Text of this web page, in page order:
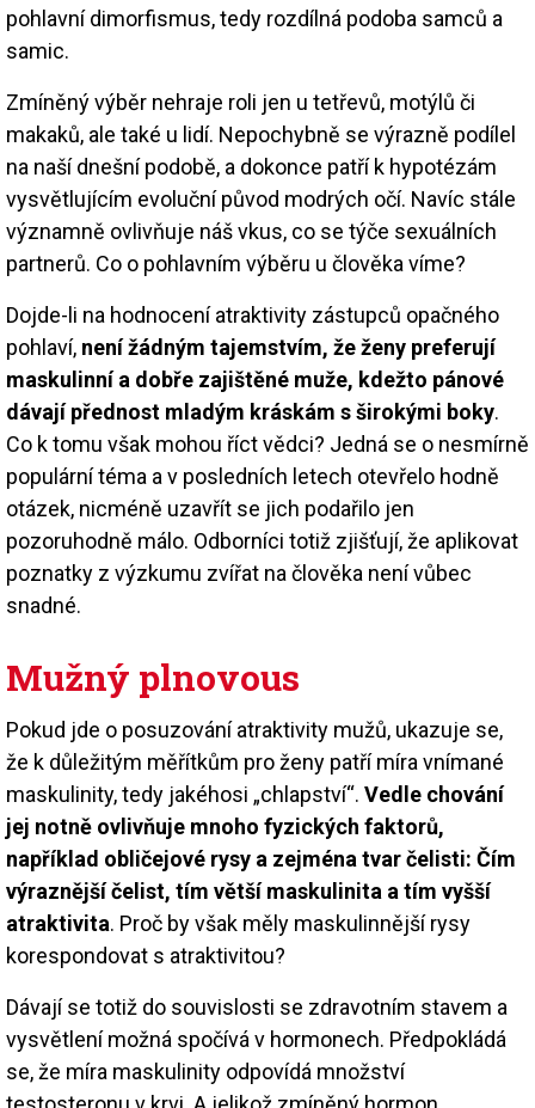
pohlavní dimorfismus, tedy rozdílná podoba samců a
samic.
Zmíněný výběr nehraje roli jen u tetřevů, motýlů či
makaků, ale také u lidí. Nepochybně se výrazně podílel
na naší dnešní podobě, a dokonce patří k hypotézám
vysvětlujícím evoluční původ modrých očí. Navíc stále
významně ovlivňuje náš vkus, co se týče sexuálních
partnerů. Co o pohlavním výběru u člověka víme?
Dojde-li na hodnocení atraktivity zástupců opačného
pohlaví, není žádným tajemstvím, že ženy preferují
maskulinní a dobře zajištěné muže, kdežto pánové
dávají přednost mladým kráskám s širokými boky.
Co k tomu však mohou říct vědci? Jedná se o nesmírně
populární téma a v posledních letech otevřelo hodně
otázek, nicméně uzavřít se jich podařilo jen
pozoruhodně málo. Odborníci totiž zjišťují, že aplikovat
poznatky z výzkumu zvířat na člověka není vůbec
snadné.
Mužný plnovous
Pokud jde o posuzování atraktivity mužů, ukazuje se,
že k důležitým měřítkům pro ženy patří míra vnímané
maskulinity, tedy jakéhosi „chlapství“. Vedle chování
jej notně ovlivňuje mnoho fyzických faktorů,
například obličejové rysy a zejména tvar čelisti: Čím
výraznější čelist, tím větší maskulinita a tím vyšší
atraktivita. Proč by však měly maskulinnější rysy
korespondovat s atraktivitou?
Dávají se totiž do souvislosti se zdravotním stavem a
vysvětlení možná spočívá v hormonech. Předpokládá
se, že míra maskulinity odpovídá množství